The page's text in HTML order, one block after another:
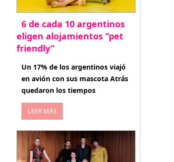
6 de cada 10 argentinos
eligen alojamientos “pet
friendly”
abril 27, 2026
Un 17% de los argentinos viajó
en avión con sus mascota Atrás
quedaron los tiempos
LEER MÁS